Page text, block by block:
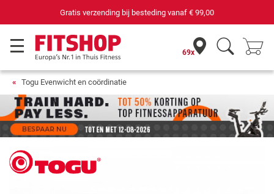
69 filialen met 75 eigen servicemonteurs
69x
Togu Evenwicht en coördinatie